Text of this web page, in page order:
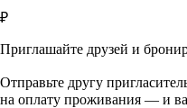
₽
Приглашайте друзей и
Отправьте другу
на оплату проживания — и